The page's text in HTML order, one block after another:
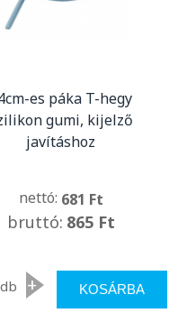
es páka T-hegy
gumi, kijelző
javításhoz
nettó: 681 Ft
bruttó: 865 Ft
db + KOSÁRBA